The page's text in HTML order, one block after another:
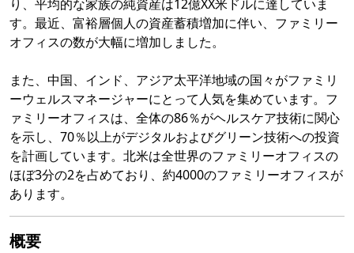
り、平均的な家族の純資産は12億XX米ドルに達していま
す。最近、富裕層個人の資産蓄積増加に伴い、ファミリー
オフィスの数が大幅に増加しました。
また、中国、インド、アジア太平洋地域の国々がファミリ
ーウェルスマネージャーにとって人気を集めています。フ
ァミリーオフィスは、全体の86％がヘルスケア技術に関心
を示し、70％以上がデジタルおよびグリーン技術への投資
を計画しています。北米は全世界のファミリーオフィスの
ほぼ3分の2を占めており、約4000のファミリーオフィスが
あります。
概要